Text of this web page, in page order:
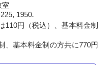
室
1950.
110円（税込）、基本料金制
、基本料金制の方共に770円